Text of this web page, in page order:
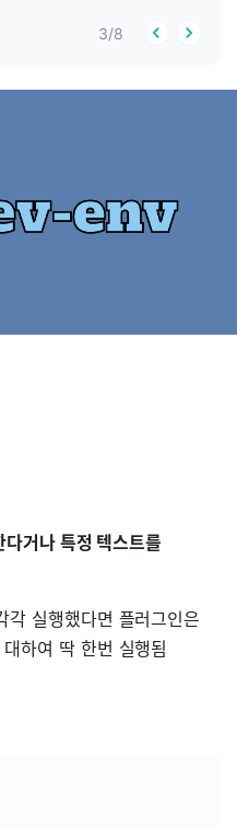
3/8
거나 특정 텍스트를
각 실행했다면 플러그인은
하여 딱 한번 실행됨